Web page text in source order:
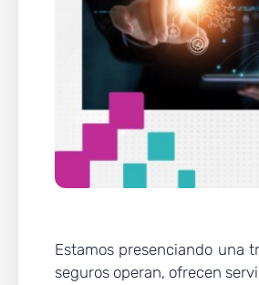
Estamos presenciando una
seguros operan, ofrecen